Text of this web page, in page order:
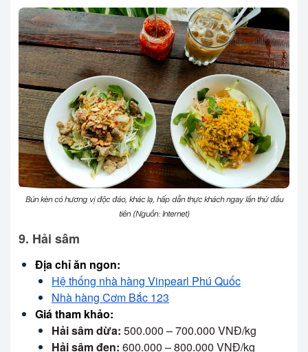
Bún kèn có hương vị độc đáo, khác lạ, hấp dẫn thực khách ngay lần thử đầu
tiên (Nguồn: Internet)
9. Hải sâm
Địa chỉ ăn ngon:
Hệ thống nhà hàng Vinpearl Phú Quốc
Nhà hàng Cơm Bắc 123
Giá tham khảo:
Hải sâm dừa: 500.000 – 700.000 VNĐ/kg
Hải sâm đen: 600.000 – 800.000 VNĐ/kg